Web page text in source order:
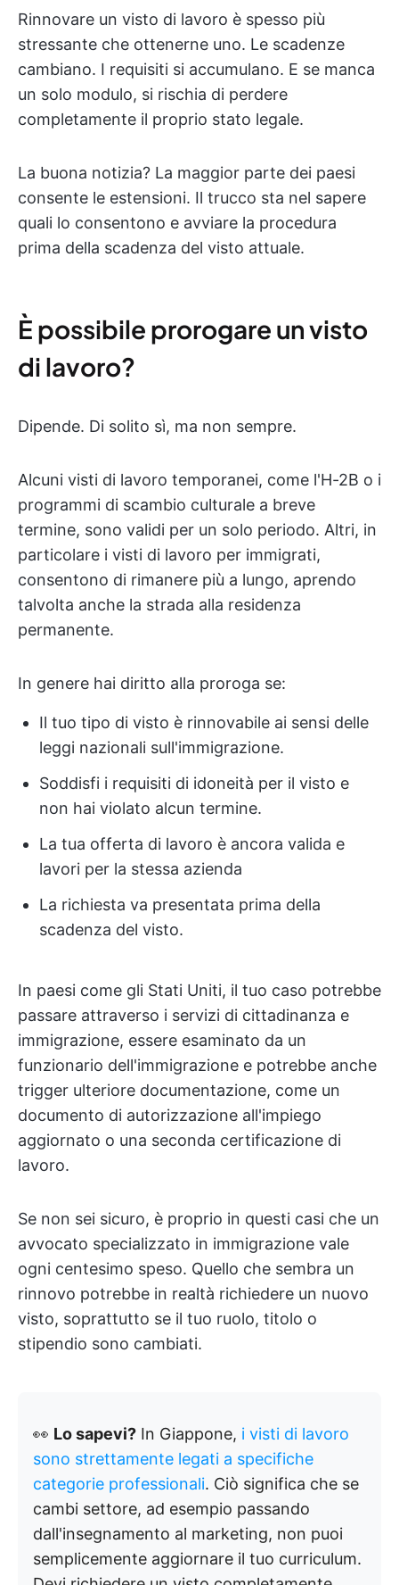
Rinnovare un visto di lavoro è spesso più
stressante che ottenerne uno. Le scadenze
cambiano. I requisiti si accumulano. E se manca
un solo modulo, si rischia di perdere
completamente il proprio stato legale.
La buona notizia? La maggior parte dei paesi
consente le estensioni. Il trucco sta nel sapere
quali lo consentono e avviare la procedura
prima della scadenza del visto attuale.
È possibile prorogare un visto
di lavoro?
Dipende. Di solito sì, ma non sempre.
Alcuni visti di lavoro temporanei, come l'H-2B o i
programmi di scambio culturale a breve
termine, sono validi per un solo periodo. Altri, in
particolare i visti di lavoro per immigrati,
consentono di rimanere più a lungo, aprendo
talvolta anche la strada alla residenza
permanente.
In genere hai diritto alla proroga se:
Il tuo tipo di visto è rinnovabile ai sensi delle
leggi nazionali sull'immigrazione.
Soddisfi i requisiti di idoneità per il visto e
non hai violato alcun termine.
La tua offerta di lavoro è ancora valida e
lavori per la stessa azienda
La richiesta va presentata prima della
scadenza del visto.
In paesi come gli Stati Uniti, il tuo caso potrebbe
passare attraverso i servizi di cittadinanza e
immigrazione, essere esaminato da un
funzionario dell'immigrazione e potrebbe anche
trigger ulteriore documentazione, come un
documento di autorizzazione all'impiego
aggiornato o una seconda certificazione di
lavoro.
Se non sei sicuro, è proprio in questi casi che un
avvocato specializzato in immigrazione vale
ogni centesimo speso. Quello che sembra un
rinnovo potrebbe in realtà richiedere un nuovo
visto, soprattutto se il tuo ruolo, titolo o
stipendio sono cambiati.
👀 Lo sapevi? In Giappone, i visti di lavoro
sono strettamente legati a specifiche
categorie professionali. Ciò significa che se
cambi settore, ad esempio passando
dall'insegnamento al marketing, non puoi
semplicemente aggiornare il tuo curriculum.